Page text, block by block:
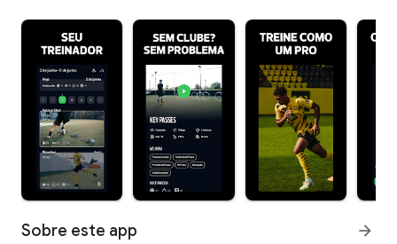
Sobre este app arrow_forward